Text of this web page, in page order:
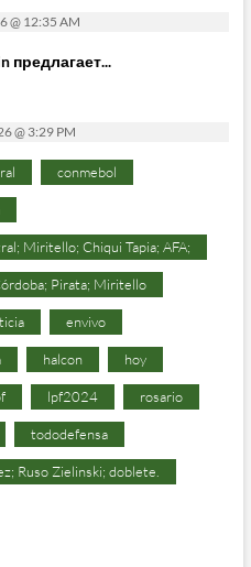
@ 12:35 AM
предлагает...
@ 3:29 PM
conmebol
Miritello; Chiqui Tapia; AFA;
Pirata; Miritello
envivo
halcon hoy
lpf2024 rosario
tododefensa
Ruso Zielinski; doblete.